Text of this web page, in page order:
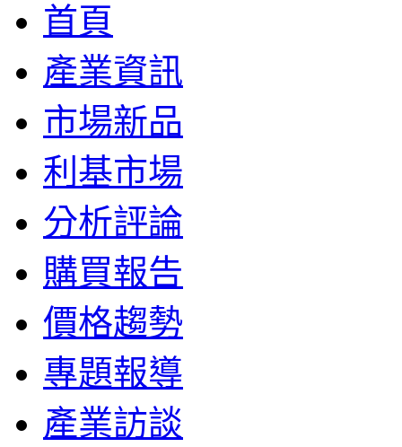
首頁
產業資訊
市場新品
利基市場
分析評論
購買報告
價格趨勢
專題報導
產業訪談